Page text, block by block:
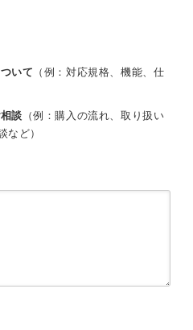
いて （例：対応規格、機能、仕
談 （例：購入の流れ、取り扱い
など）